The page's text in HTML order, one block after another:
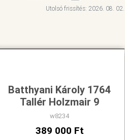
Utolsó frissítés: 2026. 08. 02.
Batthyani Károly 1764
Tallér Holzmair 9
w8234
389 000 Ft